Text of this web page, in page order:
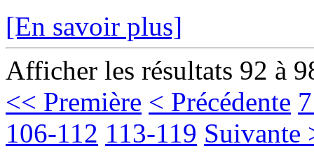
[En savoir plus]
Afficher les résultats 92 à
<< Première < Précédente
106-112 113-119 Suivante